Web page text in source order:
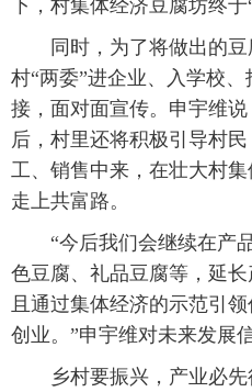
下，村集体经济豆腐坊终于
同时，为了将做出的豆
村“两委”进企业、入学校
接，面对面宣传。申宇维
后，村里还将积极引导村
工、销售中来，在壮大村
走上共富路。
“今后我们会继续在产品
色豆腐、礼品豆腐等，延
且通过集体经济的示范引
创业。”申宇维对未来发展
乡村要振兴，产业必先